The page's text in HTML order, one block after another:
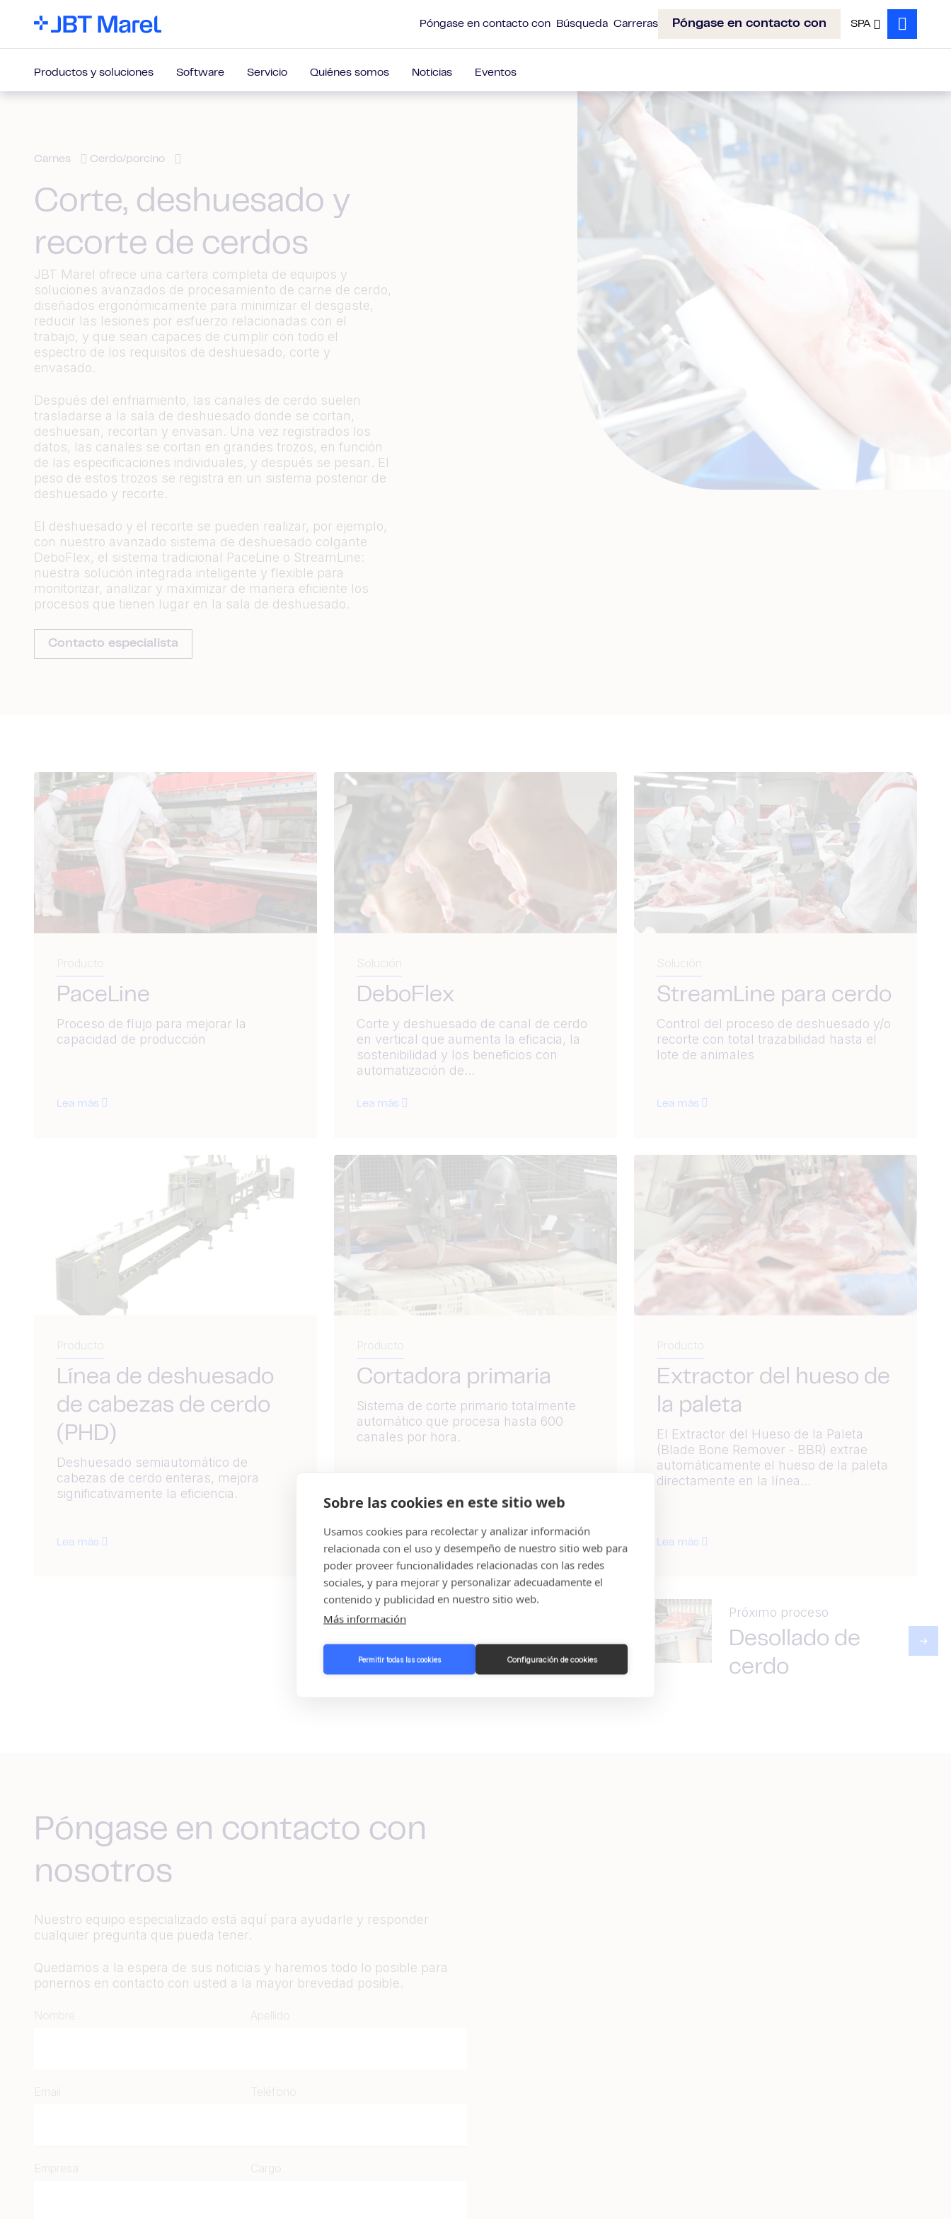
Sobre las cookies en este sitio web
Usamos cookies para recolectar y analizar información
relacionada con el uso y desempeño de nuestro sitio web para
poder proveer funcionalidades relacionadas con las redes
sociales, y para mejorar y personalizar adecuadamente el
contenido y publicidad en nuestro sitio web.
Más información
Permitir todas las cookies Configuración de cookies
Póngase en contacto con Búsqueda Carreras Póngase en contacto con SPA
Search
Productos y soluciones Software Servicio Quiénes somos Noticias Eventos
Carnes Cerdo/porcino
Corte, deshuesado y
recorte de cerdos
JBT Marel ofrece una cartera completa de equipos y
soluciones avanzados de procesamiento de carne de cerdo,
diseñados ergonómicamente para minimizar el desgaste,
reducir las lesiones por esfuerzo relacionadas con el
trabajo, y que sean capaces de cumplir con todo el
espectro de los requisitos de deshuesado, corte y
envasado.
Después del enfriamiento, las canales de cerdo suelen
trasladarse a la sala de deshuesado donde se cortan,
deshuesan, recortan y envasan. Una vez registrados los
datos, las canales se cortan en grandes trozos, en función
de las especificaciones individuales, y después se pesan. El
peso de estos trozos se registra en un sistema posterior de
deshuesado y recorte.
El deshuesado y el recorte se pueden realizar, por ejemplo,
con nuestro avanzado sistema de deshuesado colgante
DeboFlex, el sistema tradicional PaceLine o StreamLine:
nuestra solución integrada inteligente y flexible para
monitorizar, analizar y maximizar de manera eficiente los
procesos que tienen lugar en la sala de deshuesado.
Contacto especialista
Producto
PaceLine
Proceso de flujo para mejorar la
capacidad de producción
Lea más
Solución
DeboFlex
Corte y deshuesado de canal de cerdo
en vertical que aumenta la eficacia, la
sostenibilidad y los beneficios con
automatización de...
Lea más
Solución
StreamLine para cerdo
Control del proceso de deshuesado y/o
recorte con total trazabilidad hasta el
lote de animales
Lea más
Producto
Línea de deshuesado
de cabezas de cerdo
(PHD)
Deshuesado semiautomático de
cabezas de cerdo enteras, mejora
significativamente la eficiencia.
Lea más
Producto
Cortadora primaria
Sistema de corte primario totalmente
automático que procesa hasta 600
canales por hora.
Lea más
Producto
Extractor del hueso de
la paleta
El Extractor del Hueso de la Paleta
(Blade Bone Remover - BBR) extrae
automáticamente el hueso de la paleta
directamente en la línea...
Lea más
Próximo proceso
Desollado de
cerdo
Póngase en contacto con
nosotros
Nuestro equipo especializado está aquí para ayudarle y responder
cualquier pregunta que pueda tener.
Quedamos a la espera de sus noticias y haremos todo lo posible para
ponernos en contacto con usted a la mayor brevedad posible.